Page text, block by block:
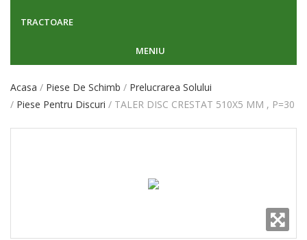
TRACTOARE
MENIU
Acasa Piese De Schimb
Prelucrarea Solului
Piese Pentru Discuri
TALER DISC CRESTAT 510X5 MM , P=30